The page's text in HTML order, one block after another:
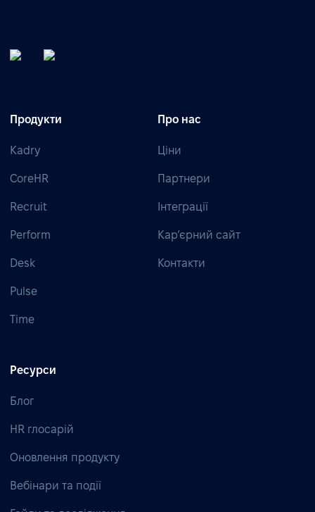
Продукти
Kadry
CoreHR
Recruit
Perform
Desk
Pulse
Time
Про нас
Ціни
Партнери
Інтеграції
Кар’єрний сайт
Контакти
Ресурси
Блог
HR глосарій
Оновлення продукту
Вебінари та події